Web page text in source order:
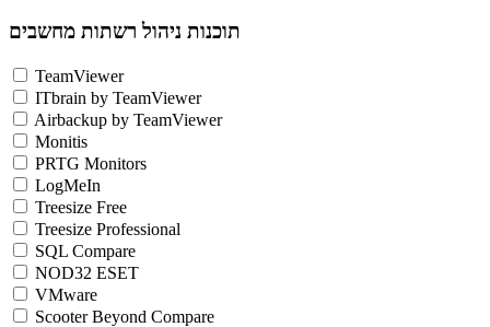
תוכנות ניהול רשתות מחשבים
TeamViewer
ITbrain by TeamViewer
Airbackup by TeamViewer
Monitis
PRTG Monitors
LogMeIn
Treesize Free
Treesize Professional
SQL Compare
NOD32 ESET
VMware
Scooter Beyond Compare